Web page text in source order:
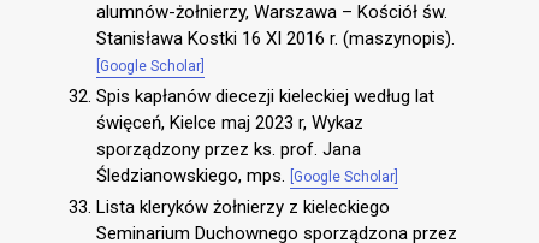
alumnów-żołnierzy, Warszawa – Kościół św.
Stanisława Kostki 16 XI 2016 r. (maszynopis).
[Google Scholar]
Spis kapłanów diecezji kieleckiej według lat
święceń, Kielce maj 2023 r, Wykaz
sporządzony przez ks. prof. Jana
Śledzianowskiego, mps.
[Google Scholar]
Lista kleryków żołnierzy z kieleckiego
Seminarium Duchownego sporządzona przez